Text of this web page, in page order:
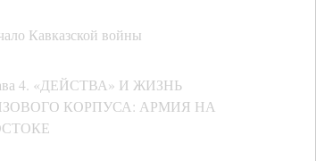
Кавказской войны
4. «ДЕЙСТВА» И ЖИЗНЬ
КОРПУСА: АРМИЯ НА